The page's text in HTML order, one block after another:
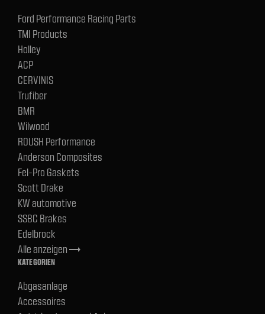
Ford Performance Racing Parts
TMI Products
Holley
ACP
CERVINIS
Trufiber
BMR
Wilwood
ROUSH Performance
Anderson Composites
Fel-Pro Gaskets
Scott Drake
KW automotive
SSBC Brakes
Edelbrock
Alle anzeigentrending_flat
KATEGORIEN
Abgasanlage
Accessoires